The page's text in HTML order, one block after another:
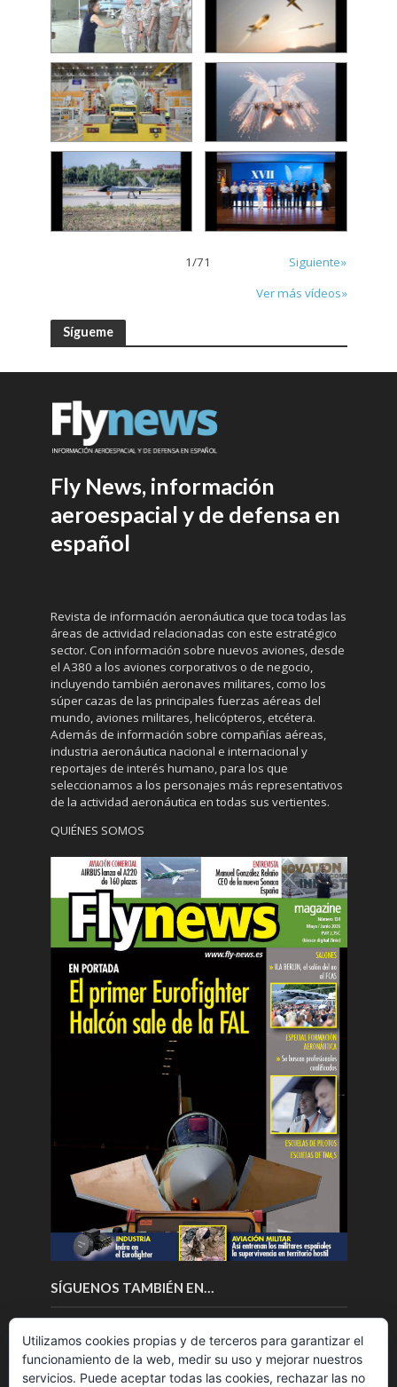
1/71
Siguiente»
Ver más vídeos»
Sígueme
Fly News, información
aeroespacial y de defensa en
español
Revista de información aeronáutica que toca todas las
áreas de actividad relacionadas con este estratégico
sector. Con información sobre nuevos aviones, desde
el A380 a los aviones corporativos o de negocio,
incluyendo también aeronaves militares, como los
súper cazas de las principales fuerzas aéreas del
mundo, aviones militares, helicópteros, etcétera.
Además de información sobre compañías aéreas,
industria aeronáutica nacional e internacional y
reportajes de interés humano, para los que
seleccionamos a los personajes más representativos
de la actividad aeronáutica en todas sus vertientes.
QUIÉNES SOMOS
SÍGUENOS TAMBIÉN EN…
Utilizamos cookies propias y de terceros para garantizar el
funcionamiento de la web, medir su uso y mejorar nuestros
servicios. Puede aceptar todas las cookies, rechazar las no